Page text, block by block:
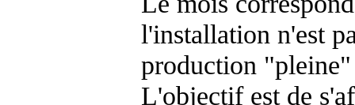
l'installation n'est
production "pleine"
L'objectif est de